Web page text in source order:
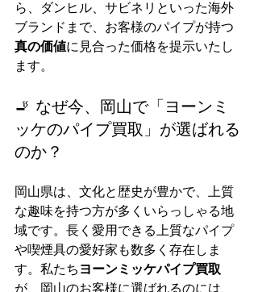
ら、ダンヒル、サビネリといった海外
ブランドまで、お客様のパイプが持つ
真の価値に見合った価格を提示いたし
ます。
🚬 なぜ今、岡山で「ヨーンミ
ッケのパイプ買取」が選ばれる
のか？
岡山県は、文化と歴史が豊かで、上質
な趣味を持つ方が多くいらっしゃる地
域です。長く愛用できる上質なパイプ
や喫煙具の愛好家も数多く存在しま
す。私たち ヨーンミッケパイプ買取
が、岡山のお客様に選ばれるのには、